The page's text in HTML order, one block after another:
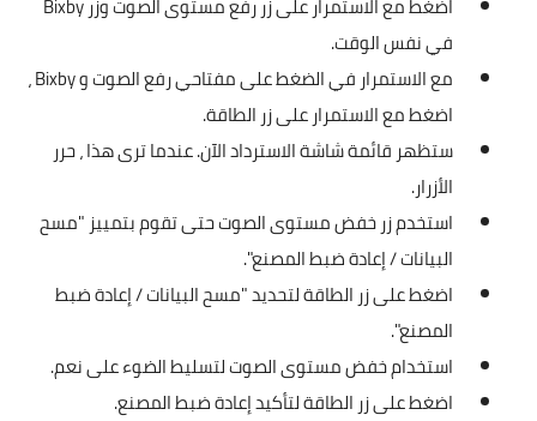
في نفس الوقت.
مع الاستمرار في الضغط على مفتاحي رفع الصوت و Bixby ،
اضغط مع الاستمرار على زر الطاقة.
ستظهر قائمة شاشة الاسترداد الآن. عندما ترى هذا ، حرر
الأزرار.
استخدم زر خفض مستوى الصوت حتى تقوم بتمييز "مسح
البيانات / إعادة ضبط المصنع".
اضغط على زر الطاقة لتحديد "مسح البيانات / إعادة ضبط
المصنع".
استخدام خفض مستوى الصوت لتسليط الضوء على نعم.
اضغط على زر الطاقة لتأكيد إعادة ضبط المصنع.